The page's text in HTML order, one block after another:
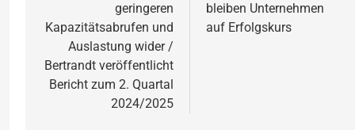
geringeren
Kapazitätsabrufen und
Auslastung wider /
Bertrandt veröffentlicht
Bericht zum 2. Quartal
2024/2025
bleiben Unternehmen
auf Erfolgskurs